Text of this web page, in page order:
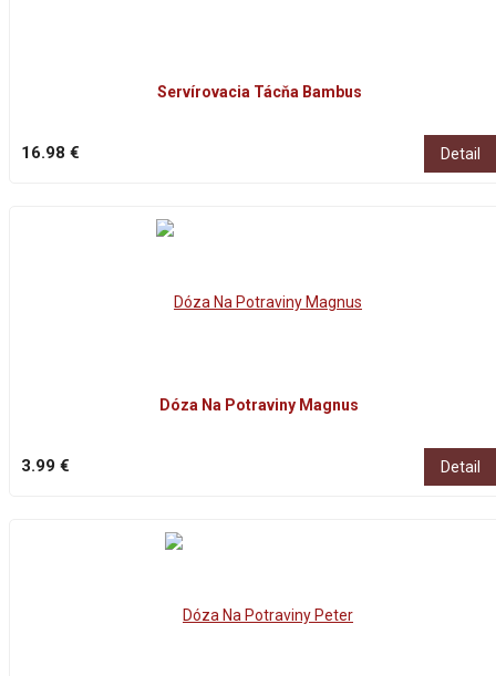
Servírovacia Tácňa Bambus
16.98 € Detail
Dóza Na Potraviny Magnus
3.99 € Detail